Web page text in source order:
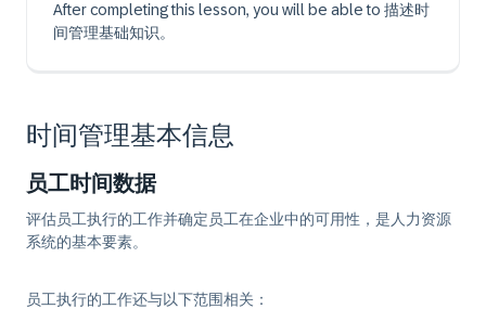
After completing this lesson, you will be able to 描述时
间管理基础知识。
时间管理基本信息
员工时间数据
评估员工执行的工作并确定员工在企业中的可用性，是人力资源
系统的基本要素。
员工执行的工作还与以下范围相关：